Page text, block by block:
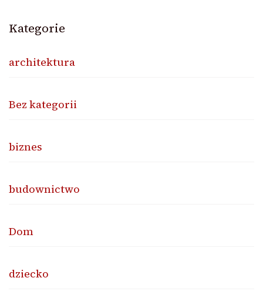
Kategorie
architektura
Bez kategorii
biznes
budownictwo
Dom
dziecko